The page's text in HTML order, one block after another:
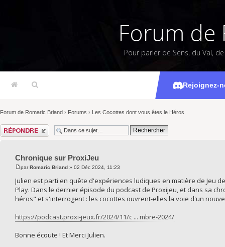
Forum de
Pour parler de Sens, du Val,
Rejoignez-
Forum de Romaric Briand › Forums › Les Cocottes dont vous êtes le Héros
Répondre
Chronique sur ProxiJeu
parRomaric Briand » 02 Déc 2024, 11:23
Julien est parti en quête d'expériences ludiques en matière de Jeu
Play. Dans le dernier épisode du podcast de Proxijeu, et dans sa
héros" et s'interrogent : les cocottes ouvrent-elles la voie d'un
https://podcast.proxi-jeux.fr/2024/11/c ... mbre-2024/
Bonne écoute ! Et Merci Julien.